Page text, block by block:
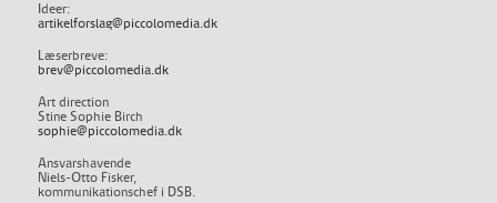
Ideer:
artikelforslag@piccolomedia.dk
Læserbreve:
brev@piccolomedia.dk
Art direction
Stine Sophie Birch
sophie@piccolomedia.dk
Ansvarshavende
Niels-Otto Fisker,
kommunikationschef i DSB.